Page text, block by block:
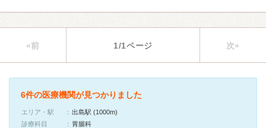
«前 1/1ページ 次»
6件の医療機関が見つかりました
エリア・駅
出島駅 (1000m)
診療科目
胃腸科